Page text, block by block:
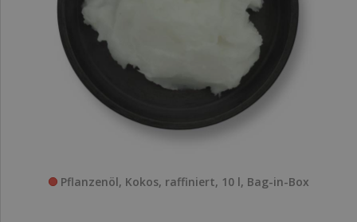
Pflanzenöl, Kokos, raffiniert, 10 l, Bag-in-Box